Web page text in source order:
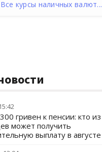
Все курсы наличных валют...
гривен к пенсии: кто из
может получить
выплату в августе